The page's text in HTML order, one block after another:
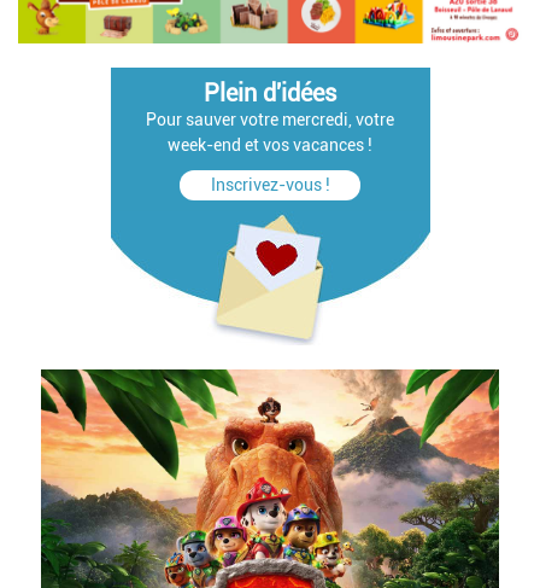
Plein d'idées
Pour sauver votre mercredi, votre
week-end et vos vacances !
Inscrivez-vous !